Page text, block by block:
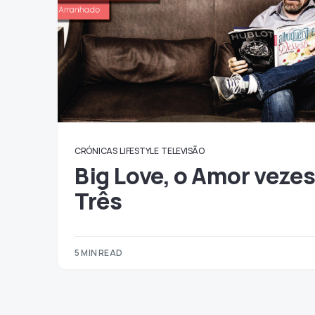
CRÓNICAS LIFESTYLE TELEVISÃO
Big Love, o Amor vezes
Três
5 MIN READ